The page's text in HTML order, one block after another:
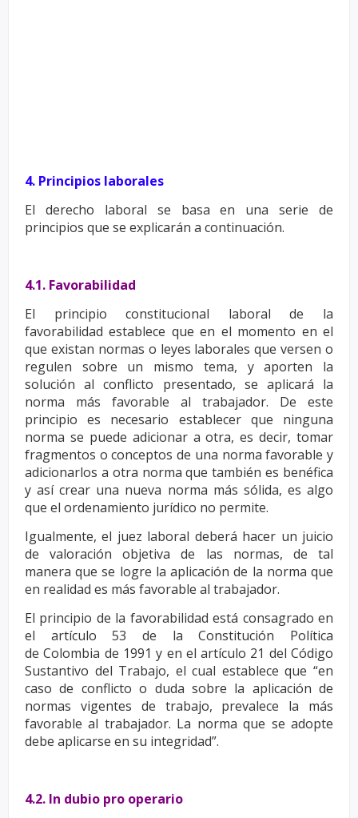
4. Principios laborales
El derecho laboral se basa en una serie de
principios que se explicarán a continuación.
4.1. Favorabilidad
El principio constitucional laboral de la
favorabilidad establece que en el momento en el
que existan normas o leyes laborales que versen o
regulen sobre un mismo tema, y aporten la
solución al conflicto presentado, se aplicará la
norma más favorable al trabajador. De este
principio es necesario establecer que ninguna
norma se puede adicionar a otra, es decir, tomar
fragmentos o conceptos de una normafavorable y
adicionarlos a otra norma que también es benéfica
y así crear una nueva norma más sólida, es algo
que el ordenamiento jurídico no permite.
Igualmente, el juez laboral deberá hacer un juicio
de valoración objetiva de las normas, de tal
maneraque se logre la aplicación de la norma que
en realidad es más favorable al trabajador.
El principio de la favorabilidad está consagrado en
el artículo 53 de la Constitución Política
deColombia de 1991 y en el artículo 21 del Código
Sustantivo del Trabajo, el cual establece que “en
casode conflicto o duda sobre la aplicación de
normas vigentes de trabajo, prevalece la más
favorable al trabajador. La norma que se adopte
debe aplicarse en su integridad”.
4.2. In dubio pro operario